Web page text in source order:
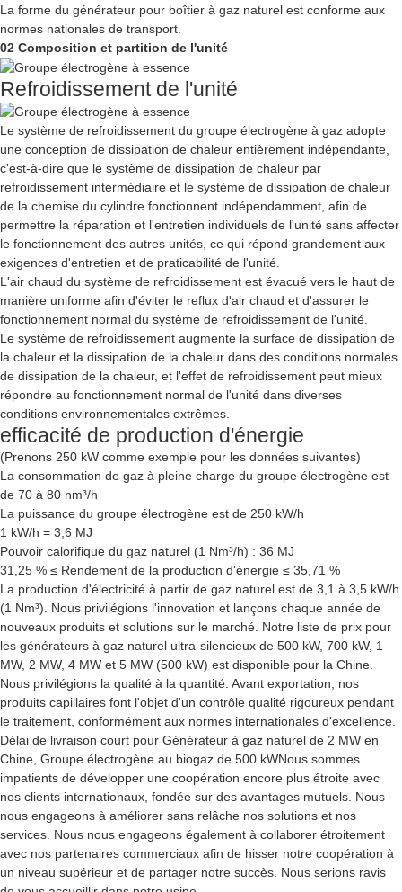
La forme du générateur pour boîtier à gaz naturel est conforme aux
normes nationales de transport.
02 Composition et partition de l'unité
Refroidissement de l'unité
Le système de refroidissement du groupe électrogène à gaz adopte
une conception de dissipation de chaleur entièrement indépendante,
c'est-à-dire que le système de dissipation de chaleur par
refroidissement intermédiaire et le système de dissipation de chaleur
de la chemise du cylindre fonctionnent indépendamment, afin de
permettre la réparation et l'entretien individuels de l'unité sans affecter
le fonctionnement des autres unités, ce qui répond grandement aux
exigences d'entretien et de praticabilité de l'unité.
L'air chaud du système de refroidissement est évacué vers le haut de
manière uniforme afin d'éviter le reflux d'air chaud et d'assurer le
fonctionnement normal du système de refroidissement de l'unité.
Le système de refroidissement augmente la surface de dissipation de
la chaleur et la dissipation de la chaleur dans des conditions normales
de dissipation de la chaleur, et l'effet de refroidissement peut mieux
répondre au fonctionnement normal de l'unité dans diverses
conditions environnementales extrêmes.
efficacité de production d'énergie
(Prenons 250 kW comme exemple pour les données suivantes)
La consommation de gaz à pleine charge du groupe électrogène est
de 70 à 80 nm³/h
La puissance du groupe électrogène est de 250 kW/h
1 kW/h = 3,6 MJ
Pouvoir calorifique du gaz naturel (1 Nm³/h) : 36 MJ
31,25 % ≤ Rendement de la production d'énergie ≤ 35,71 %
La production d'électricité à partir de gaz naturel est de 3,1 à 3,5 kW/h
(1 Nm³). Nous privilégions l'innovation et lançons chaque année de
nouveaux produits et solutions sur le marché. Notre liste de prix pour
les générateurs à gaz naturel ultra-silencieux de 500 kW, 700 kW, 1
MW, 2 MW, 4 MW et 5 MW (500 kW) est disponible pour la Chine.
Nous privilégions la qualité à la quantité. Avant exportation, nos
produits capillaires font l'objet d'un contrôle qualité rigoureux pendant
le traitement, conformément aux normes internationales d'excellence.
Délai de livraison court pour Générateur à gaz naturel de 2 MW en
Chine Groupe électrogène au biogaz de 500 kWNous sommes
impatients de développer une coopération encore plus étroite avec
nos clients internationaux, fondée sur des avantages mutuels. Nous
nous engageons à améliorer sans relâche nos solutions et nos
services. Nous nous engageons également à collaborer étroitement
avec nos partenaires commerciaux afin de hisser notre coopération à
un niveau supérieur et de partager notre succès. Nous serions ravis